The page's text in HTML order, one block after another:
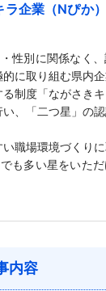
ラ企業（Nぴか
性別に関係なく
に取り組む県内
制度「ながさき
、「二つ星」の
職場環境づくり
も多い星をいた
内容